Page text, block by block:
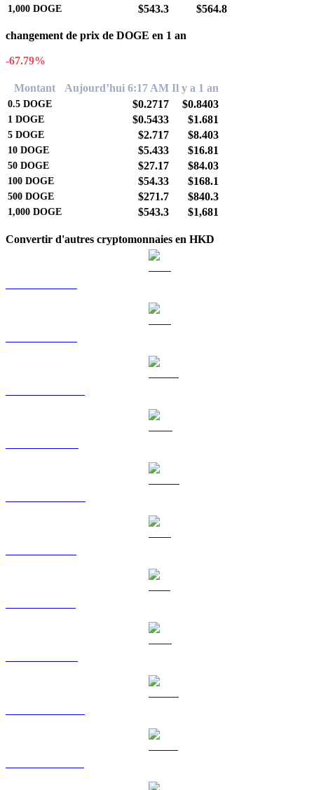
1,000 DOGE $543.3 $564.8
changement de prix de DOGE en 1 an
-67.79%
Montant Aujourd’hui 6:17 AM Il y a 1 an
0.5 DOGE $0.2717 $0.8403
1 DOGE $0.5433 $1.681
5 DOGE $2.717 $8.403
10 DOGE $5.433 $16.81
50 DOGE $27.17 $84.03
100 DOGE $54.33 $168.1
500 DOGE $271.7 $840.3
1,000 DOGE $543.3 $1,681
Convertir d'autres cryptomonnaies en HKD